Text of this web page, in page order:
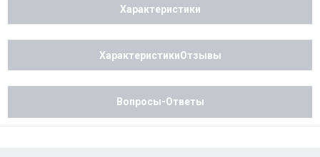
Характеристики
ХарактеристикиОтзывы
Вопросы-Ответы